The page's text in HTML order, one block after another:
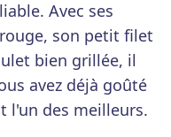
Avec ses
son petit filet
bien grillée, il
avez déjà goûté
l'un des meilleurs.